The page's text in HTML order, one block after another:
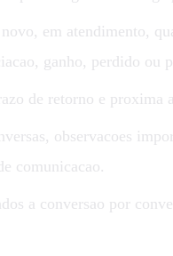
em atendimento,
ganho, perdido ou
de retorno e proxima
observacoes
comunicacao.
a conversao por